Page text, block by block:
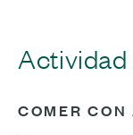
Actividad
COMER